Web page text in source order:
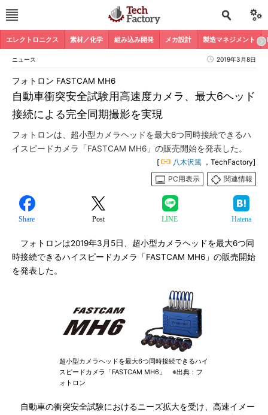
エレクトロニクス 素材／化学 組み込み開発 メカ設計 製造マネジメント
ニュース 2019年3月8日
自動車衝突安全試験用高速度カメラ、最大6ヘッド
接続による完全同期撮影を実現
フォトロン FASTCAM MH6
フォトロンは、超小型カメラヘッドを最大6つ同時接続できるハ
イスピードカメラ「FASTCAM MH6」の販売開始を発表した。
[ 八木沢篤 ，TechFactory]
PC用表示
関連情報
Share Post LINE Hatena
フォトロンは2019年3月5日、超小型カメラヘッドを最大6つ同
時接続できるハイスピードカメラ「FASTCAM MH6」の販売開始
を発表した。
超小型カメラヘッドを最大6つ同時接続できるハイ
スピードカメラ「FASTCAM MH6」 ※出典：フ
ォトロン
自動車の衝突安全試験におけるニーズ拡大を受け、高速イメー